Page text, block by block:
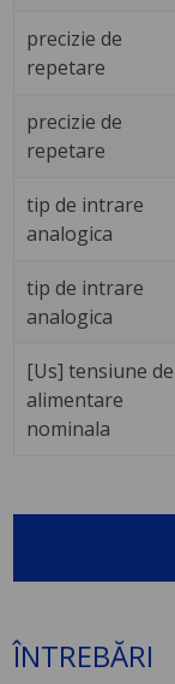
precizie de
repetare
precizie de
repetare
tip de intrare
analogica
tip de intrare
analogica
[Us] tensiune de
alimentare
nominala
ÎNTREBĂRI